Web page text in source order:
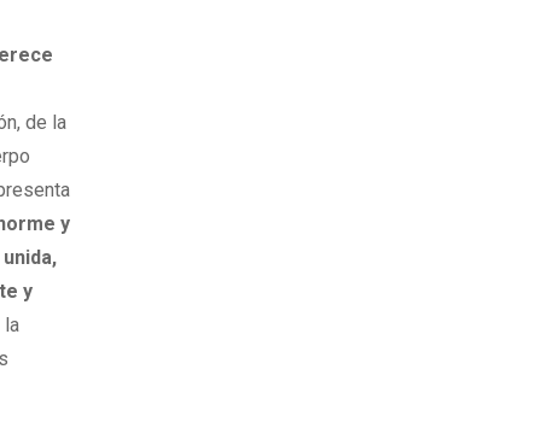
de la
y
y
la